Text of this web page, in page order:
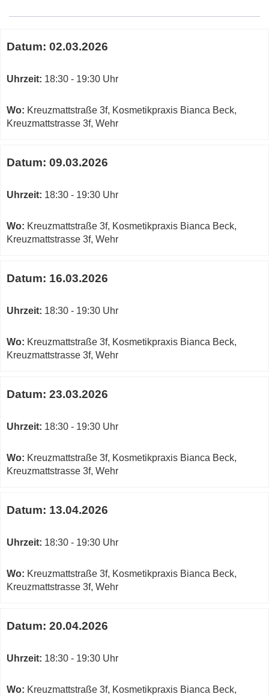
Maps
von
Beck,
3f,
W
Fenster
zum
Kurs
Datum: 02.03.2026
Uhrzeit: 18:30 - 19:30 Uhr
Wo: Kreuzmattstraße 3f, Kosmetikpraxis Bianca Beck,
Kreuzmattstrasse 3f, Wehr
Datum: 09.03.2026
Uhrzeit: 18:30 - 19:30 Uhr
Wo: Kreuzmattstraße 3f, Kosmetikpraxis Bianca Beck,
Kreuzmattstrasse 3f, Wehr
Datum: 16.03.2026
Uhrzeit: 18:30 - 19:30 Uhr
Wo: Kreuzmattstraße 3f, Kosmetikpraxis Bianca Beck,
Kreuzmattstrasse 3f, Wehr
Datum: 23.03.2026
Uhrzeit: 18:30 - 19:30 Uhr
Wo: Kreuzmattstraße 3f, Kosmetikpraxis Bianca Beck,
Kreuzmattstrasse 3f, Wehr
Datum: 13.04.2026
Uhrzeit: 18:30 - 19:30 Uhr
Wo: Kreuzmattstraße 3f, Kosmetikpraxis Bianca Beck,
Kreuzmattstrasse 3f, Wehr
Datum: 20.04.2026
Uhrzeit: 18:30 - 19:30 Uhr
Wo: Kreuzmattstraße 3f, Kosmetikpraxis Bianca Beck,